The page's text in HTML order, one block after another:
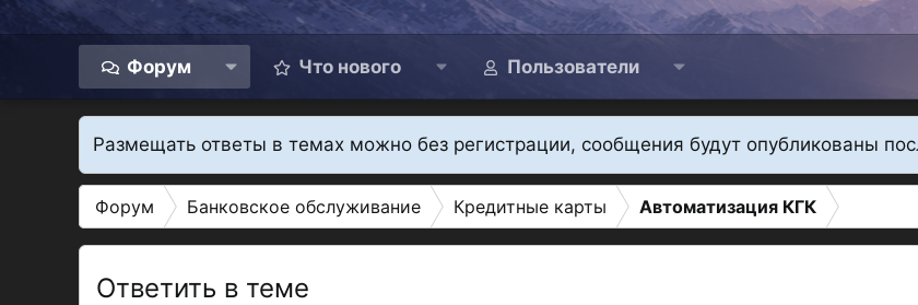
Форум Что нового Пользователи
Размещать ответы в темах можно без регистрации, сообщения будут опубликованы
Форум Банковское обслуживание Кредитные карты Автоматизация КГК
Ответить в теме